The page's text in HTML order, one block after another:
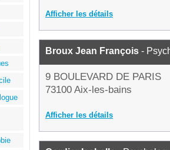
Afficher les détails
Broux Jean François -
9 BOULEVARD DE PARIS
73100 Aix-les-bains
Afficher les détails